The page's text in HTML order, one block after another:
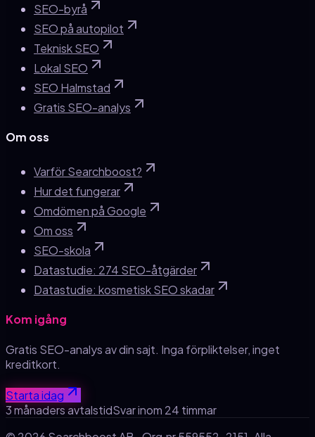
SEO-byrå
SEO på autopilot
Teknisk SEO
Lokal SEO
SEO Halmstad
Gratis SEO-analys
Om oss
Varför Searchboost?
Hur det fungerar
Omdömen på Google
Om oss
SEO-skola
Datastudie: 274 SEO-åtgärder
Datastudie: kosmetisk SEO skadar
Kom igång
Gratis SEO-analys av din sajt. Inga förpliktelser, inget
kreditkort.
Starta idag
3 månaders avtalstidSvar inom 24 timmar